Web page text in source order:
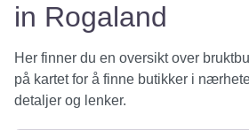
in Rogaland
Her finner du en oversikt over
på kartet for å finne butikker i
detaljer og lenker.